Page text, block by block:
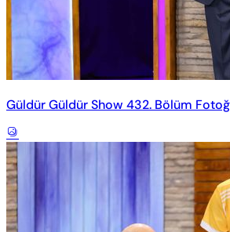
Güldür Güldür Show 432. Bölüm